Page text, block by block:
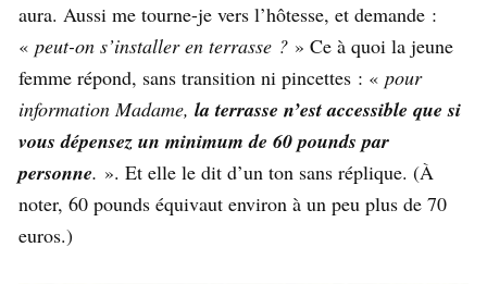
aura. Aussi me tourne-je vers l’hôtesse, et demande :
« peut-on s’installer en terrasse ? » Ce à quoi la jeune
femme répond, sans transition ni pincettes : « pour
information Madame, la terrasse n’est accessible que si
vous dépensez un minimum de 60 pounds par
personne. ». Et elle le dit d’un ton sans réplique. (À
noter, 60 pounds équivaut environ à un peu plus de 70
euros.)